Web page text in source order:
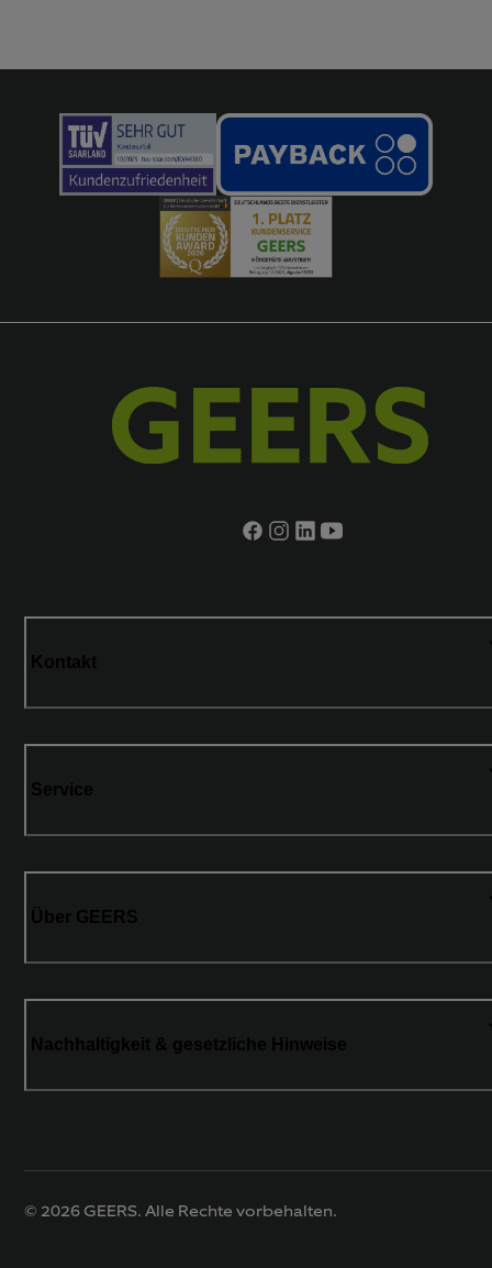
© 2026 GEERS. Alle Rechte vorbehalten.